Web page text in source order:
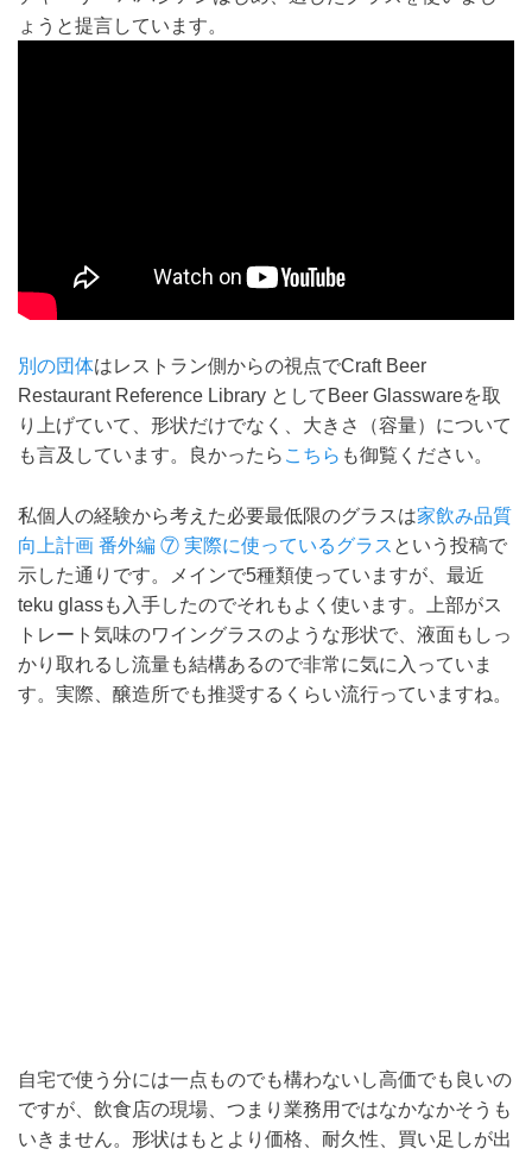
ょうと提言しています。
別の団体はレストラン側からの視点でCraft Beer
Restaurant Reference Library としてBeer Glasswareを取
り上げていて、形状だけでなく、大きさ（容量）について
も言及しています。良かったら こちら も御覧ください。
私個人の経験から考えた必要最低限のグラスは家飲み品質
向上計画 番外編 ⑦ 実際に使っているグラス という投稿で
示した通りです。メインで5種類使っていますが、最近
teku glassも入手したのでそれもよく使います。上部がス
トレート気味のワイングラスのような形状で、液面もしっ
かり取れるし流量も結構あるので非常に気に入っていま
す。実際、醸造所でも推奨するくらい流行っていますね。
自宅で使う分には一点ものでも構わないし高価でも良いの
ですが、飲食店の現場、つまり業務用ではなかなかそうも
いきません。形状はもとより価格、耐久性、買い足しが出